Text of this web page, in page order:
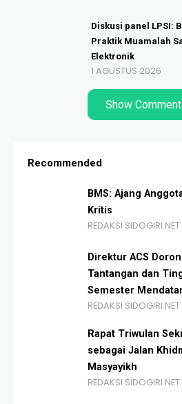
Diskusi panel LPSI:
Praktik Muamalah
Elektronik
1 AGUSTUS 2026
Show
Recommended
BMS: Ajang
Kritis
REDAKSI SIDOGIRI.NET
Direktur ACS
Tantangan dan
Semester
REDAKSI SIDOGIRI.NET
Rapat Triwulan
sebagai Jalan
Masyayikh
REDAKSI SIDOGIRI.NET